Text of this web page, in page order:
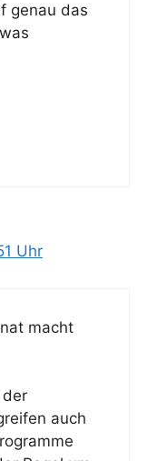
genau das
Uhr
macht
auch